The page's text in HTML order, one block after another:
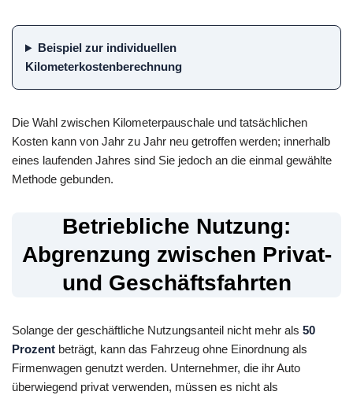
Beispiel zur individuellen
Kilometerkostenberechnung
Die Wahl zwischen Kilometerpauschale und tatsächlichen
Kosten kann von Jahr zu Jahr neu getroffen werden; innerhalb
eines laufenden Jahres sind Sie jedoch an die einmal gewählte
Methode gebunden.
Betriebliche Nutzung:
Abgrenzung zwischen Privat-
und Geschäftsfahrten
Solange der geschäftliche Nutzungsanteil nicht mehr als 50
Prozent beträgt, kann das Fahrzeug ohne Einordnung als
Firmenwagen genutzt werden. Unternehmer, die ihr Auto
überwiegend privat verwenden, müssen es nicht als